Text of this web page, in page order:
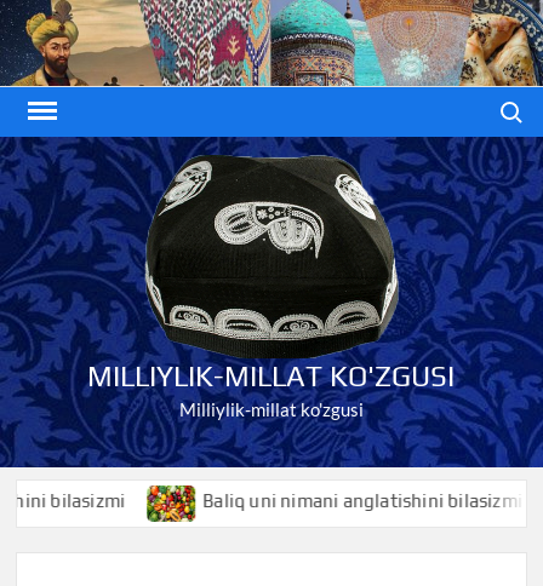
Skip
to
content
MILLIYLIK-MILLAT KO'ZGUSI
Milliylik-millat ko'zgusi
bilasizmi Baliq uni nimani anglatishini bilasizmi